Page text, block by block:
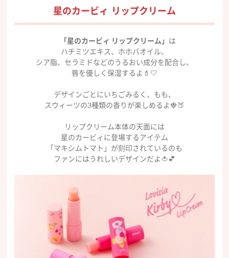
星のカービィ リップクリーム
「星のカービィ リップクリーム」 は
ハチミツエキス、ホホバオイル、
シア脂、セラミドなどのうるおい成分を配合し、
唇を優しく保湿するよ💄🤍
デザインごとにいちごみるく、もも、
スウィーツの3種類の香りが楽しめるよ🍓🍑
リップクリーム本体の天面には
星のカービィに登場するアイテム
「マキシムトマト」が刻印されているのも
ファンにはうれしいデザインだよ🍅💕